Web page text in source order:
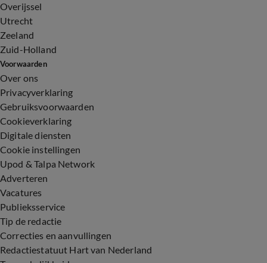
Overijssel
Utrecht
Zeeland
Zuid-Holland
Voorwaarden
Over ons
Privacyverklaring
Gebruiksvoorwaarden
Cookieverklaring
Digitale diensten
Cookie instellingen
Upod & Talpa Network
Adverteren
Vacatures
Publieksservice
Tip de redactie
Correcties en aanvullingen
Redactiestatuut Hart van Nederland